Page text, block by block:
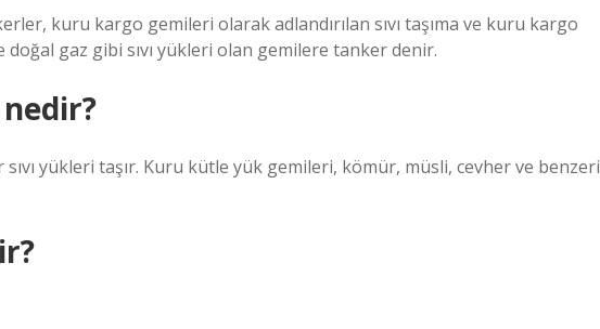
kuru kargo gemileri olarak adlandırılan sıvı taşıma ve kuru kargo
doğal gaz gibi sıvı yükleri olan gemilere tanker denir.
yükleri taşır. Kuru kütle yük gemileri, kömür, müsli, cevher ve benzeri